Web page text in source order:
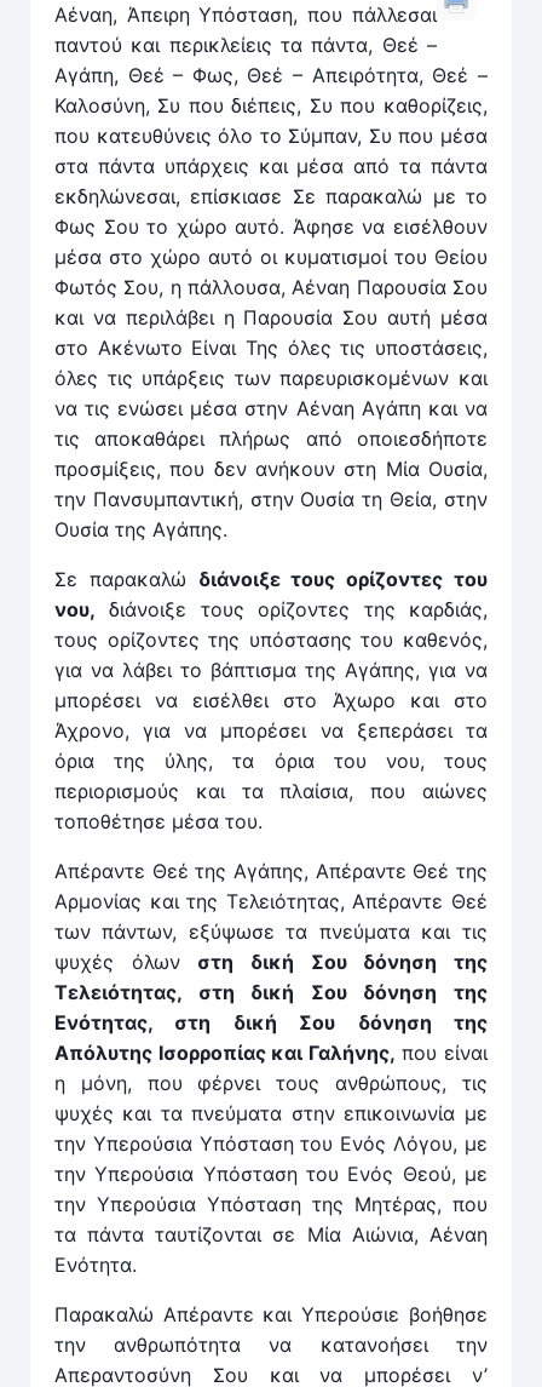
Αέναη, Άπειρη Υπόσταση, που πάλλεσαι
παντού και περικλείεις τα πάντα, Θεέ –
Αγάπη, Θεέ – Φως, Θεέ – Απειρότητα, Θεέ –
Καλοσύνη, Συ που διέπεις, Συ που καθορίζεις,
που κατευθύνεις όλο το Σύμπαν, Συ που μέσα
στα πάντα υπάρχεις και μέσα από τα πάντα
εκδηλώνεσαι, επίσκιασε Σε παρακαλώ με το
Φως Σου το χώρο αυτό. Άφησε να εισέλθουν
μέσα στο χώρο αυτό οι κυματισμοί του Θείου
Φωτός Σου, η πάλλουσα, Αέναη Παρουσία Σου
και να περιλάβει η Παρουσία Σου αυτή μέσα
στο Ακένωτο Είναι Της όλες τις υποστάσεις,
όλες τις υπάρξεις των παρευρισκομένων και
να τις ενώσει μέσα στην Αέναη Αγάπη και να
τις αποκαθάρει πλήρως από οποιεσδήποτε
προσμίξεις, που δεν ανήκουν στη Μία Ουσία,
την Πανσυμπαντική, στην Ουσία τη Θεία, στην
Ουσία της Αγάπης.
Σε παρακαλώ διάνοιξε τους ορίζοντες του
νου, διάνοιξε τους ορίζοντες της καρδιάς,
τους ορίζοντες της υπόστασης του καθενός,
για να λάβει το βάπτισμα της Αγάπης, για να
μπορέσει να εισέλθει στο Άχωρο και στο
Άχρονο, για να μπορέσει να ξεπεράσει τα
όρια της ύλης, τα όρια του νου, τους
περιορισμούς και τα πλαίσια, που αιώνες
τοποθέτησε μέσα του.
Απέραντε Θεέ της Αγάπης, Απέραντε Θεέ της
Αρμονίας και της Τελειότητας, Απέραντε Θεέ
των πάντων, εξύψωσε τα πνεύματα και τις
ψυχές όλων στη δική Σου δόνηση της
Τελειότητας, στη δική Σου δόνηση της
Ενότητας, στη δική Σου δόνηση της
Απόλυτης Ισορροπίας και Γαλήνης, που είναι
η μόνη, που φέρνει τους ανθρώπους, τις
ψυχές και τα πνεύματα στην επικοινωνία με
την Υπερούσια Υπόσταση του Ενός Λόγου, με
την Υπερούσια Υπόσταση του Ενός Θεού, με
την Υπερούσια Υπόσταση της Μητέρας, που
τα πάντα ταυτίζονται σε Μία Αιώνια, Αέναη
Ενότητα.
Παρακαλώ Απέραντε και Υπερούσιε βοήθησε
την ανθρωπότητα να κατανοήσει την
Απεραντοσύνη Σου και να μπορέσει ν’